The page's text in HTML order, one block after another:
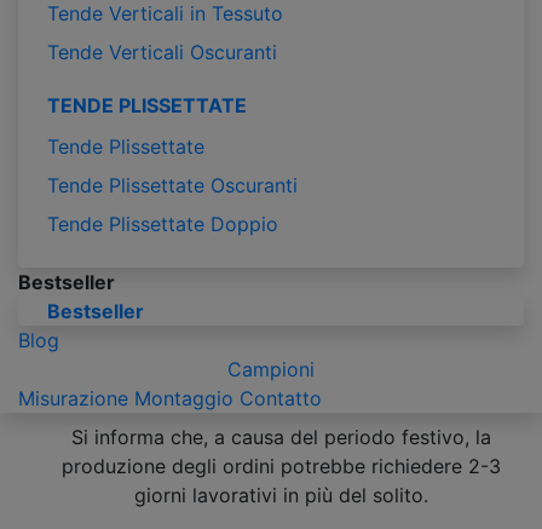
Tende Verticali in Tessuto
Tende Verticali Oscuranti
TENDE PLISSETTATE
Tende Plissettate
Tende Plissettate Oscuranti
Tende Plissettate Doppio
Bestseller
Bestseller
Blog
Campioni
Misurazione Montaggio Contatto
Si informa che, a causa del periodo festivo, la
produzione degli ordini potrebbe richiedere 2-3
giorni lavorativi in più del solito.